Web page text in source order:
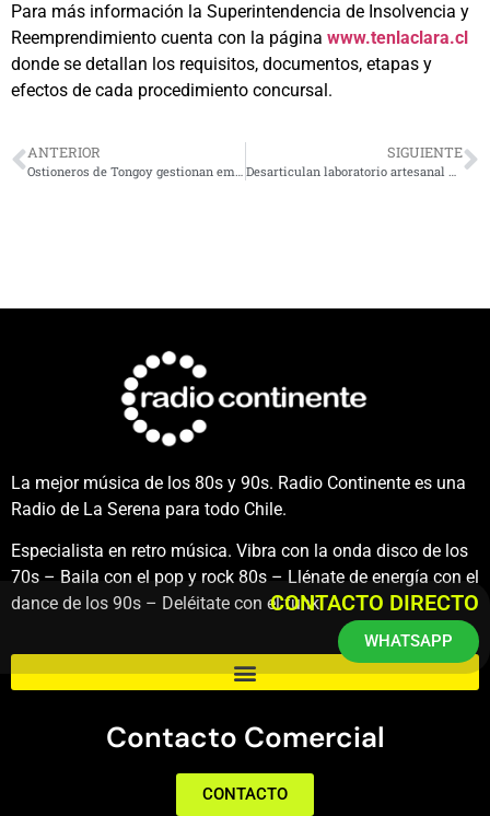
Para más información la Superintendencia de Insolvencia y
Reemprendimiento cuenta con la página www.tenlaclara.cl
donde se detallan los requisitos, documentos, etapas y
efectos de cada procedimiento concursal.
ANTERIOR SIGUIENTE
La mejor música de los 80s y 90s. Radio Continente es una
Radio de La Serena para todo Chile.
Especialista en retro música. Vibra con la onda disco de los
70s – Baila con el pop y rock 80s – Llénate de energía con el
dance de los 90s – Deléitate con el funk.
Contacto Comercial
CONTACTO
CONTACTO DIRECTO
WHATSAPP